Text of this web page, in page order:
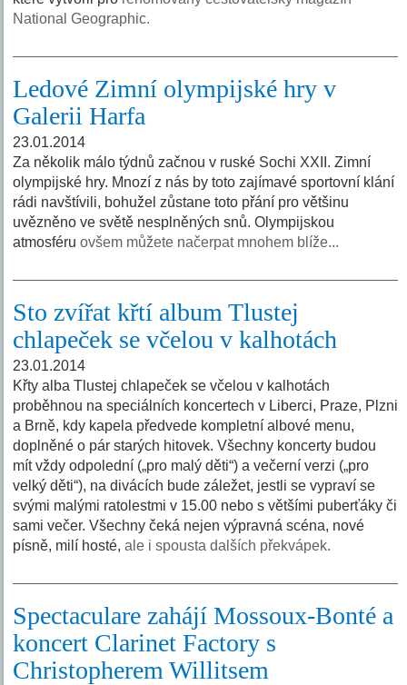
National Geographic.
Ledové Zimní olympijské hry v
Galerii Harfa
23.01.2014
Za několik málo týdnů začnou v ruské Sochi XXII. Zimní
olympijské hry. Mnozí z nás by toto zajímavé sportovní klání
rádi navštívili, bohužel zůstane toto přání pro většinu
uvězněno ve světě nesplněných snů. Olympijskou
atmosféruovšem můžete načerpat mnohem blíže...
Sto zvířat křtí album Tlustej
chlapeček se včelou v kalhotách
23.01.2014
Křty alba Tlustej chlapeček se včelou v kalhotách
proběhnou na speciálních koncertech v Liberci, Praze, Plzni
a Brně, kdy kapela předvede kompletní albové menu,
doplněné o pár starých hitovek. Všechny koncerty budou
mít vždy odpolední („pro malý děti“) a večerní verzi („pro
velký děti“), na divácích bude záležet, jestli se vypraví se
svými malými ratolestmi v 15.00 nebo s většími puberťáky či
sami večer. Všechny čeká nejen výpravná scéna, nové
písně, milí hosté,ale i spousta dalších překvápek.
Spectaculare zahájí Mossoux-Bonté a
koncert Clarinet Factory s
Christopherem Willitsem